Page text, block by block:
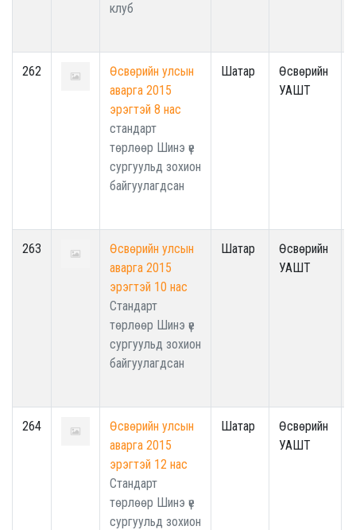
клуб
262
Өсвөрийн улсын
аварга 2015
эрэгтэй 8 нас
стандарт
төрлөөр Шинэ үе
сургуульд зохион
байгуулагдсан
Шатар
Өсвөрийн
УАШТ
263
Өсвөрийн улсын
аварга 2015
эрэгтэй 10 нас
Стандарт
төрлөөр Шинэ үе
сургуульд зохион
байгуулагдсан
Шатар
Өсвөрийн
УАШТ
264
Өсвөрийн улсын
аварга 2015
эрэгтэй 12 нас
Стандарт
төрлөөр Шинэ үе
сургуульд зохион
Шатар
Өсвөрийн
УАШТ